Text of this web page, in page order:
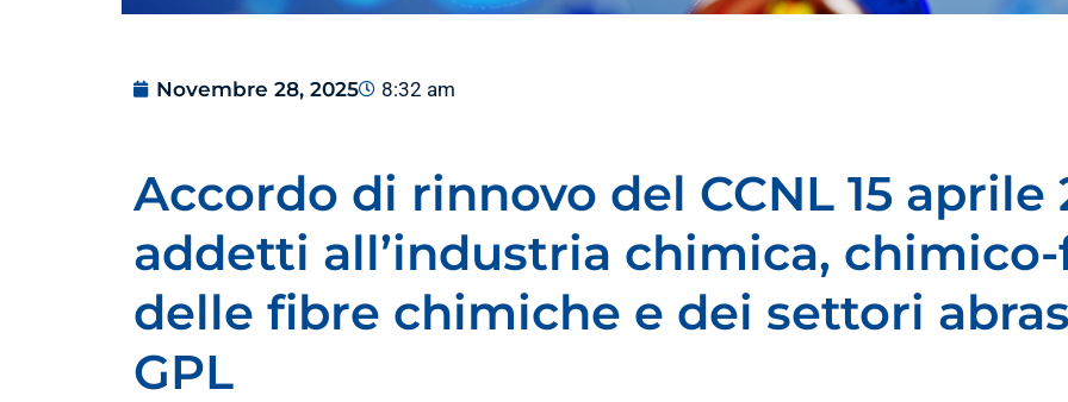
Novembre 28, 2025 8:32 am
Accordo di rinnovo del CCNL 15 aprile
addetti all’industria chimica,
delle fibre chimiche e dei settori
GPL